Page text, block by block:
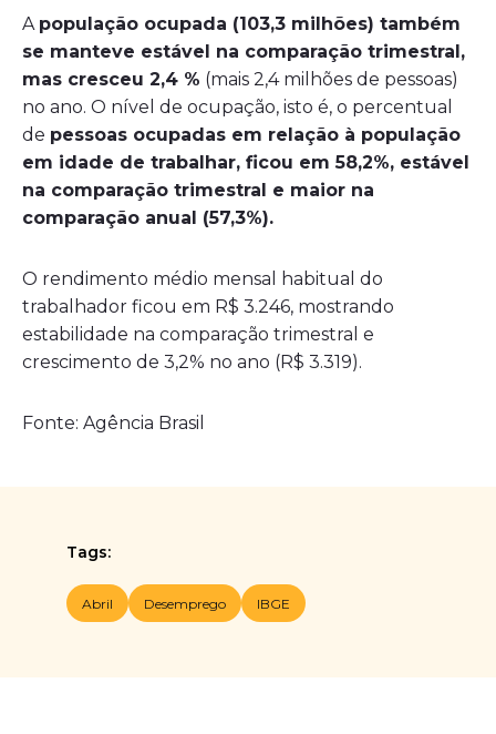
A população ocupada (103,3 milhões) também
se manteve estável na comparação trimestral,
mas cresceu 2,4 % (mais 2,4 milhões de pessoas)
no ano. O nível de ocupação, isto é, o percentual
de pessoas ocupadas em relação à população
em idade de trabalhar, ficou em 58,2%, estável
na comparação trimestral e maior na
comparação anual (57,3%).
O rendimento médio mensal habitual do
trabalhador ficou em R$ 3.246, mostrando
estabilidade na comparação trimestral e
crescimento de 3,2% no ano (R$ 3.319).
Fonte: Agência Brasil
Tags:
Abril Desemprego IBGE